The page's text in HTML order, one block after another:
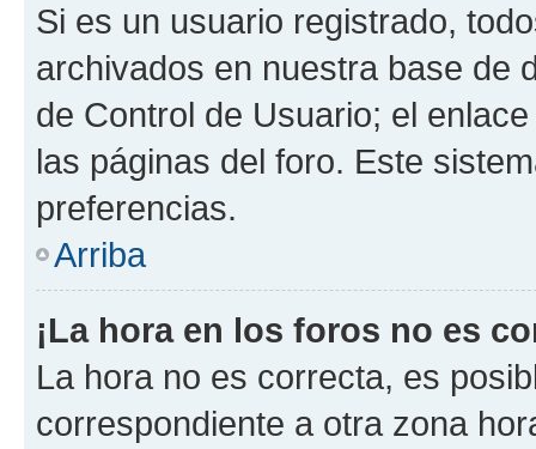
Si es un usuario registrado,
archivados en nuestra base de
de Control de Usuario; el
las páginas del foro. Este
preferencias.
Arriba
¡La hora en los foros no es
La hora no es correcta, es
correspondiente a otra zona